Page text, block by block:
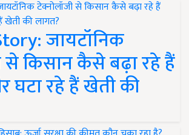
जायटॉनिक
से किसान कैसे बढ़ा रहे हैं
घटा रहे हैं खेती की